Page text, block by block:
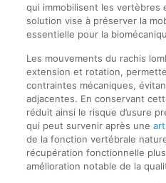
qui immobilisent les vertèbres
solution vise à préserver la
essentielle pour la
Les mouvements du rachis
extension et rotation,
contraintes mécaniques,
adjacentes. En conservant
réduit ainsi le risque d’usure
qui peut survenir après une
de la fonction vertébrale
récupération fonctionnelle
amélioration notable de la